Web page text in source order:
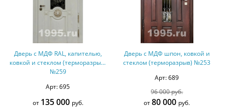
Дверь с МДФ RAL, капителью,
ковкой и стеклом (терморазрыв)
№259
Арт: 695
от 135 000 руб.
Дверь с МДФ шпон, ковкой и
стеклом (терморазрыв) №253
Арт: 689
96 000 руб.
от80 000 руб.